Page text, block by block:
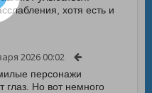
хотя есть и
2026 00:02
персонажи
глаз. Но вот немного